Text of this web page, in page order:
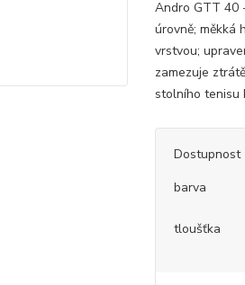
Andro GTT 40
úrovně; měkká
vrstvou;
zamezuje
stolního tenisu
Dostupnost
barva
tloušťka